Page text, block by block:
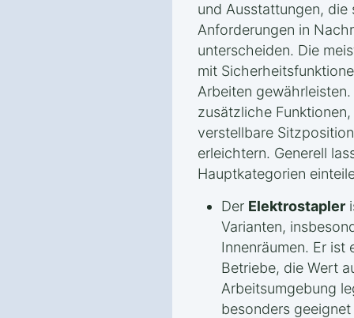
und Ausstattungen,
Anforderungen in
unterscheiden. Die
mit
Arbeiten
zusätzliche
verstellbare
erleichtern. Generell
Hauptkategorien
Der Elektrostapler
Varianten,
Innenräumen. Er ist
Betriebe, die Wert
Arbeitsumgebung
besonders